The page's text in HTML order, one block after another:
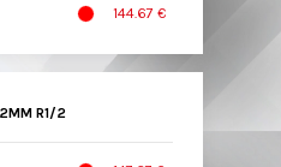
144.67 €
R1/2